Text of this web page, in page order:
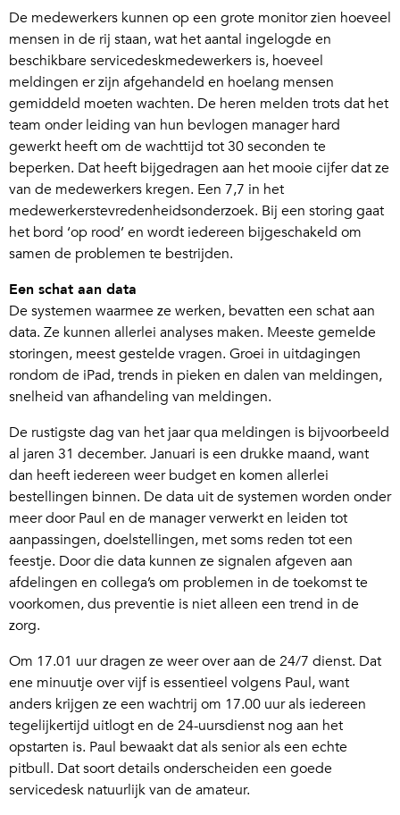
De medewerkers kunnen op een grote monitor zien hoeveel
mensen in de rij staan, wat het aantal ingelogde en
beschikbare servicedeskmedewerkers is, hoeveel
meldingen er zijn afgehandeld en hoelang mensen
gemiddeld moeten wachten. De heren melden trots dat het
team onder leiding van hun bevlogen manager hard
gewerkt heeft om de wachttijd tot 30 seconden te
beperken. Dat heeft bijgedragen aan het mooie cijfer dat ze
van de medewerkers kregen. Een 7,7 in het
medewerkerstevredenheidsonderzoek. Bij een storing gaat
het bord ‘op rood’ en wordt iedereen bijgeschakeld om
samen de problemen te bestrijden.
Een schat aan data
De systemen waarmee ze werken, bevatten een schat aan
data. Ze kunnen allerlei analyses maken. Meeste gemelde
storingen, meest gestelde vragen. Groei in uitdagingen
rondom de iPad, trends in pieken en dalen van meldingen,
snelheid van afhandeling van meldingen.
De rustigste dag van het jaar qua meldingen is bijvoorbeeld
al jaren 31 december. Januari is een drukke maand, want
dan heeft iedereen weer budget en komen allerlei
bestellingen binnen. De data uit de systemen worden onder
meer door Paul en de manager verwerkt en leiden tot
aanpassingen, doelstellingen, met soms reden tot een
feestje. Door die data kunnen ze signalen afgeven aan
afdelingen en collega’s om problemen in de toekomst te
voorkomen, dus preventie is niet alleen een trend in de
zorg.
Om 17.01 uur dragen ze weer over aan de 24/7 dienst. Dat
ene minuutje over vijf is essentieel volgens Paul, want
anders krijgen ze een wachtrij om 17.00 uur als iedereen
tegelijkertijd uitlogt en de 24-uursdienst nog aan het
opstarten is. Paul bewaakt dat als senior als een echte
pitbull. Dat soort details onderscheiden een goede
servicedesk natuurlijk van de amateur.